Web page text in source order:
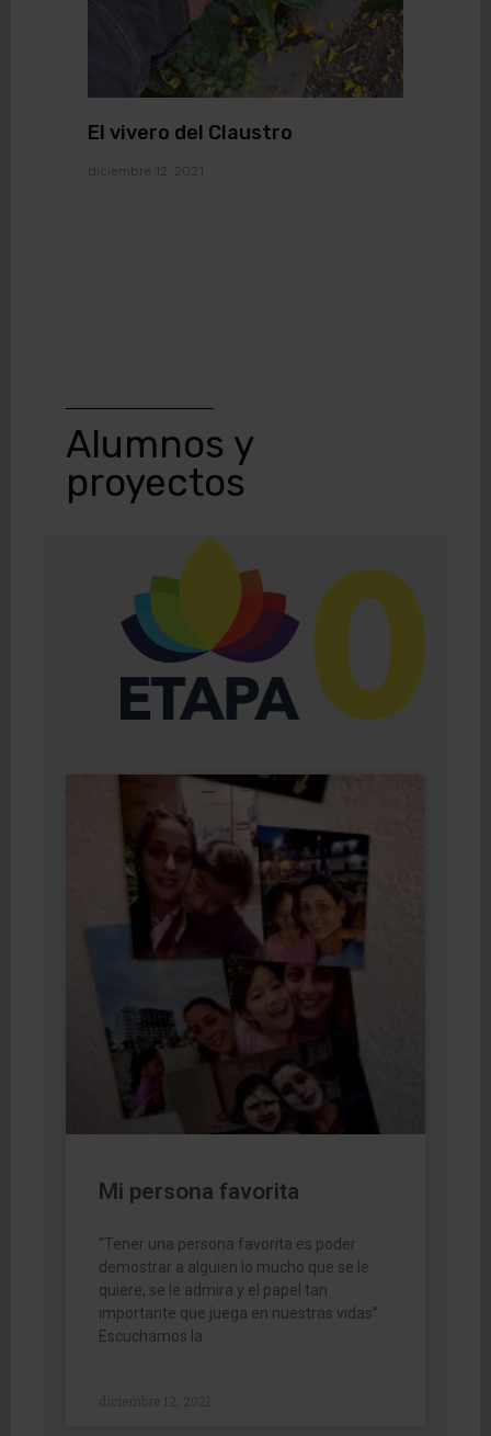
El vivero del Claustro
diciembre 12, 2021
Alumnos y
proyectos
Mi persona favorita
“Tener una persona favorita es poder
demostrar a alguien lo mucho que se le
quiere, se le admira y el papel tan
importante que juega en nuestras vidas”
Escuchamos la